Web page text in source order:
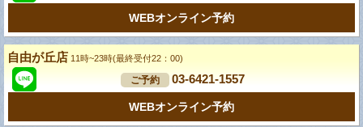
WEBオンライン予約
自由が丘店 11時~23時(最終受付22：00)
ご予約 03-6421-1557
WEBオンライン予約